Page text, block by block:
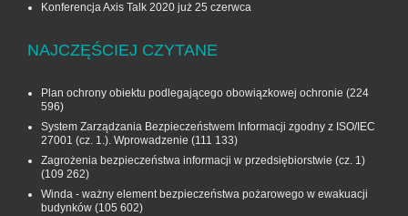
Konferencja Axis Talk 2020 już 25 czerwca
NAJCZĘŚCIEJ CZYTANE
Plan ochrony obiektu podlegającego obowiązkowej ochronie (224
596)
System Zarządzania Bezpieczeństwem Informacji zgodny z ISO/IEC
27001 (cz. 1.). Wprowadzenie (111 133)
Zagrożenia bezpieczeństwa informacji w przedsiębiorstwie (cz. 1)
(109 262)
Winda - ważny element bezpieczeństwa pożarowego w ewakuacji
budynków (105 602)